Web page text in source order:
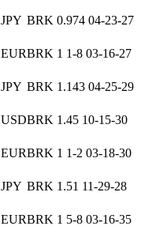
JPY BRK 0.974 04-23-27
EURBRK 1 1-8 03-16-27
JPY BRK 1.143 04-25-29
USDBRK 1.45 10-15-30
EURBRK 1 1-2 03-18-30
JPY BRK 1.51 11-29-28
EURBRK 1 5-8 03-16-35